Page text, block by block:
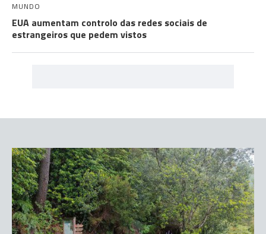
MUNDO
EUA aumentam controlo das redes sociais de
estrangeiros que pedem vistos